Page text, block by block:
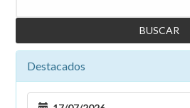
Destacados